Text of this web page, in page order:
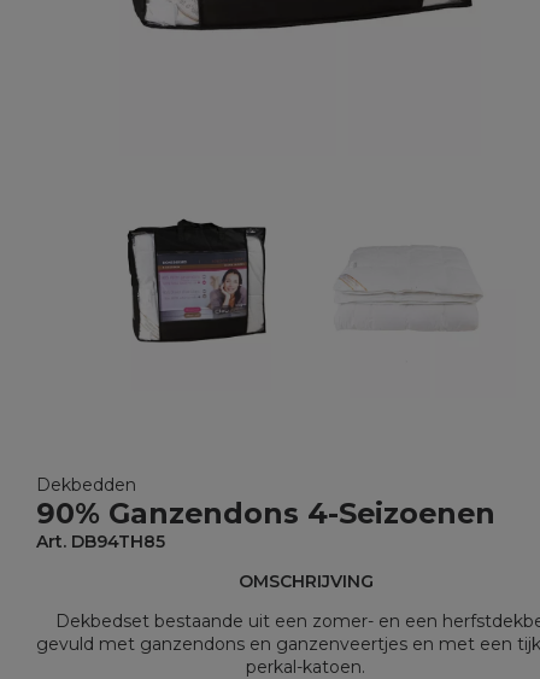
Dekbedden
90% Ganzendons 4-Seizoenen
Art. DB94TH85
OMSCHRIJVING
Dekbedset bestaande uit een zomer- en een
gevuld met ganzendons en ganzenveertjes en met een
perkal-katoen.